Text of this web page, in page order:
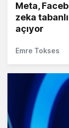
Meta,
zeka
açıyor
Emre Tokses